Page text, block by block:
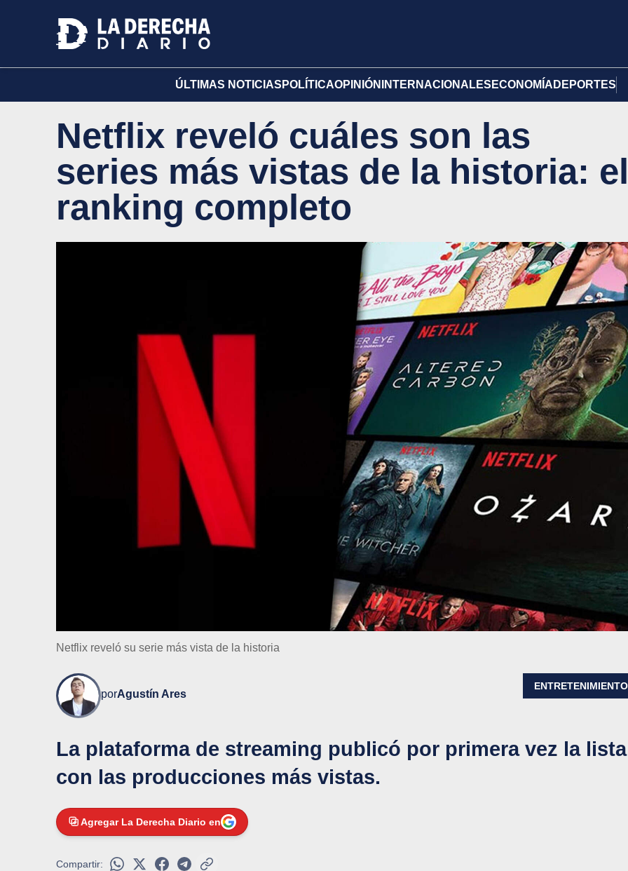
ÚLTIMAS NOTICIAS POLÍTICAOPINIÓN INTERNACIONALES ECONOMÍA DEPORTES
Netflix reveló cuáles son las
series más vistas de la historia: el
ranking completo
Netflix reveló su serie más vista de la historia
porAgustín Ares
ENTRETENIMIENTO
La plataforma de streaming publicó por primera vez la lista
con las producciones más vistas.
Agregar La Derecha Diario en
Compartir: